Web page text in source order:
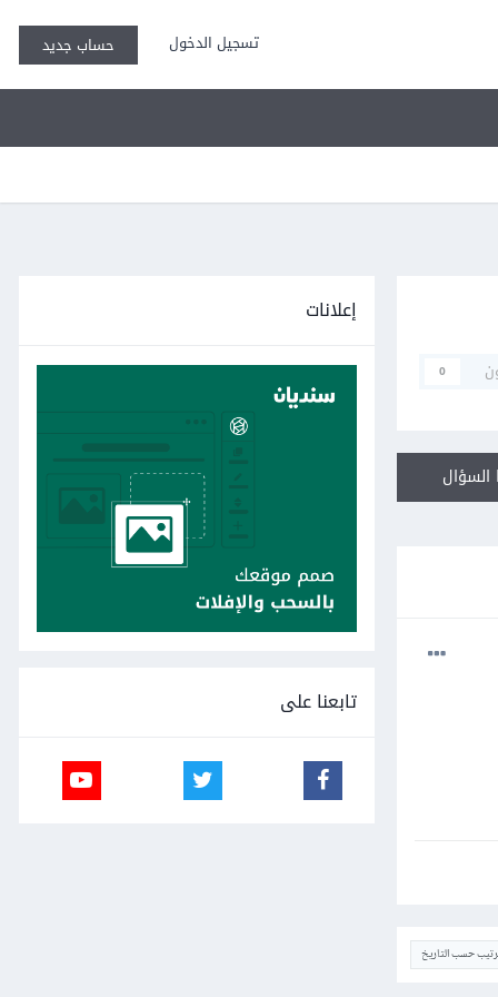
تسجيل الدخول حساب جديد
0
حسب التاريخ
إعلانات
تابعنا على